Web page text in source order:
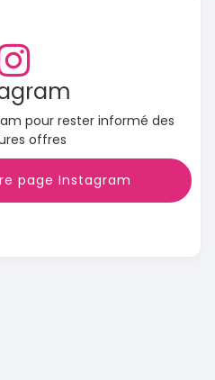
pour rester informé des
offres
page Instagram